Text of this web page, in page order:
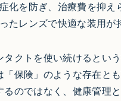
化を防ぎ、治療費を抑え
たレンズで快適な装用が
クトを使い続けるという
保険」のような存在とも
るのではなく、健康管理